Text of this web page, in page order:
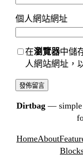
個人網站網址
在瀏覽器中儲
人網站網址，
Dirtbag — simple
HomeAbout